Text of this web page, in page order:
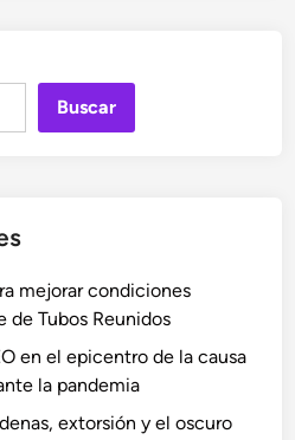
Buscar
mejorar condiciones
de Tubos Reunidos
en el epicentro de la causa
la pandemia
extorsión y el oscuro